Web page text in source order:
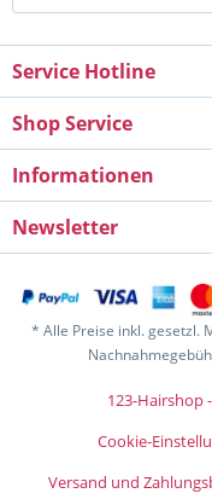
Service Hotline
Shop Service
Informationen
Newsletter
* Alle Preise inkl. gesetzl.
123-Hairshop
Cookie-
Versand und